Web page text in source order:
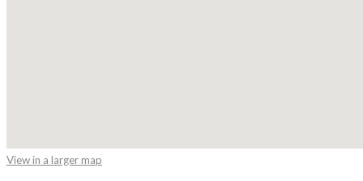
View in a larger map